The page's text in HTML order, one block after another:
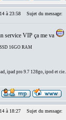
à 23:58 Sujet du message:
service VIP ça me va
16GO RAM
ipad pro 9.7 128go, ipod et
à 18:27 Sujet du message: